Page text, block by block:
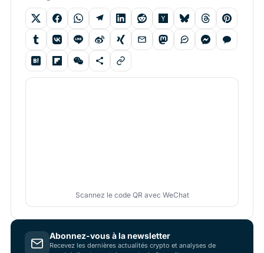
Scannez le code QR avec WeChat
Abonnez-vous à la newsletter
Recevez les dernières actualités crypto et analyses de